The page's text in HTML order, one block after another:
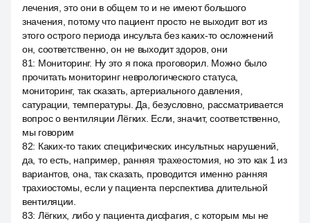
лечения, это они в общем то и не имеют большого
значения, потому что пациент просто не выходит вот из
этого острого периода инсульта без каких-то осложнений
он, соответственно, он не выходит здоров, они
81: Мониторинг. Ну это я пока проговорил. Можно было
прочитать мониторинг неврологического статуса,
мониторинг, так сказать, артериального давления,
сатурации, температуры. Да, безусловно, рассматривается
вопрос о вентиляции Лёгких. Если, значит, соответственно,
мы говорим
82: Каких-то таких специфических инсультных нарушений,
да, то есть, например, ранняя трахеостомия, но это как 1 из
вариантов, она, так сказать, проводится именно ранняя
трахиостомы, если у пациента перспектива длительной
вентиляции.
83: Лёгких, либо у пациента дисфагия, с которым мы не